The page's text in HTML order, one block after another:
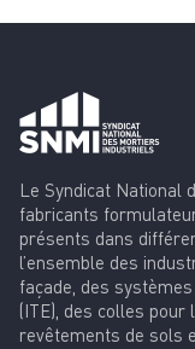
Le Syndicat National
fabricants
présents dans
l’ensemble des
façade, des
(ITE), des colles
revêtements de sols